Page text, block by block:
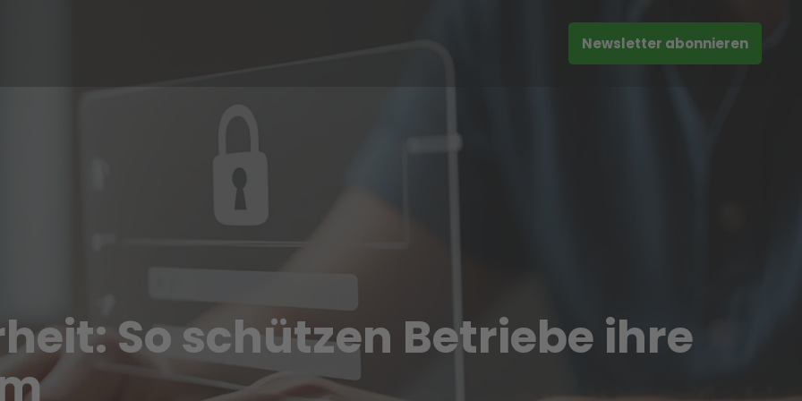
Newsletter abonnieren
So schützen Betriebe ihre